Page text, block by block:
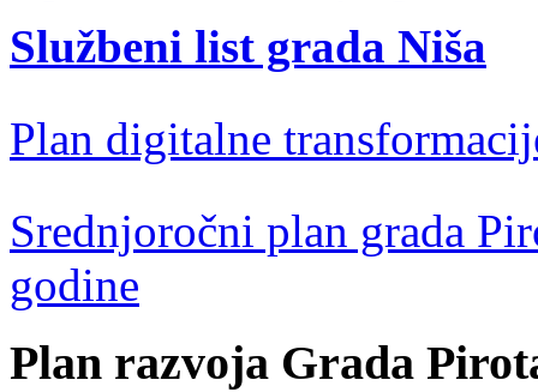
Službeni list grada Niša
Plan digitalne
Srednjoročni plan grada
godine
Plan razvoja Grada